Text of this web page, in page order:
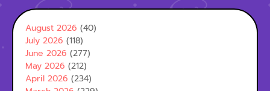
August 2026 (40)
July 2026 (118)
June 2026 (277)
May 2026 (212)
April 2026 (234)